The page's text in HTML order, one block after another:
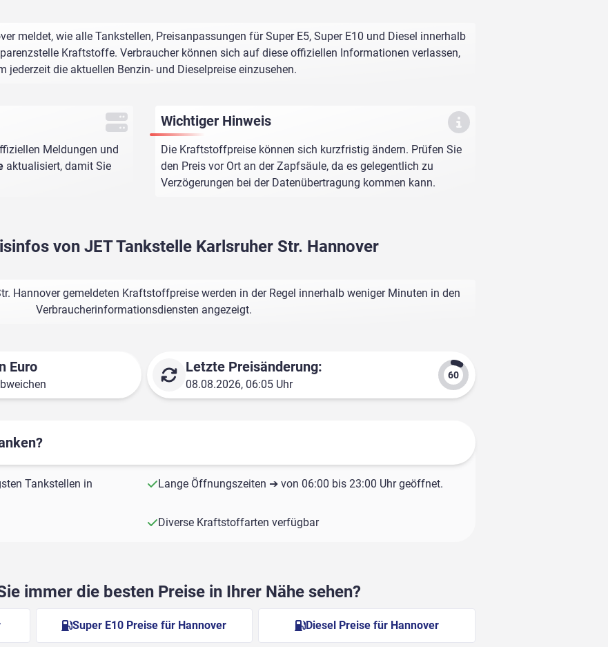
meldet, wie alle Tankstellen, Preisanpassungen für Super E5, Super E10 und Diesel innerhalb
Kraftstoffe. Verbraucher können sich auf diese offiziellen Informationen verlassen,
jederzeit die aktuellen Benzin- und Dieselpreise einzusehen.
Meldungen und
aktualisiert, damit Sie
Wichtiger Hinweis
Die Kraftstoffpreise können sich kurzfristig ändern. Prüfen Sie
den Preis vor Ort an der Zapfsäule, da es gelegentlich zu
Verzögerungen bei der Datenübertragung kommen kann.
von JET Tankstelle Karlsruher Str. Hannover
Hannover gemeldeten Kraftstoffpreise werden in der Regel innerhalb weniger Minuten in den
Verbraucherinformationsdiensten angezeigt.
Euro Letzte Preisänderung:
08.08.2026, 06:05 Uhr
Tankstellen in
Lange Öffnungszeiten ➔ von 06:00 bis 23:00 Uhr geöffnet.
Diverse Kraftstoffarten verfügbar
immer die besten Preise in Ihrer Nähe sehen?
Super E10 Preise für Hannover Diesel Preise für Hannover